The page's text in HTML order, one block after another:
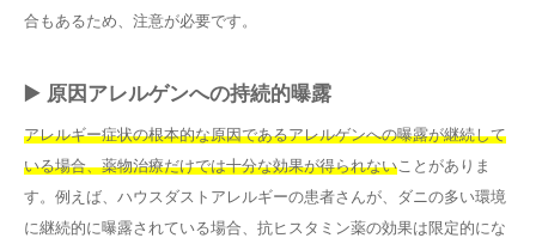
合もあるため、注意が必要です。
▶️ 原因アレルゲンへの持続的曝露
アレルギー症状の根本的な原因であるアレルゲンへの曝露が継続して
いる場合、薬物治療だけでは十分な効果が得られない ことがありま
す。例えば、ハウスダストアレルギーの患者さんが、ダニの多い環境
に継続的に曝露されている場合、抗ヒスタミン薬の効果は限定的にな